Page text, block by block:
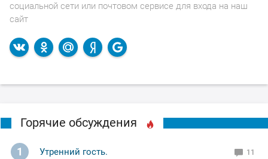
социальной сети или почтовом сервисе для входа на наш
сайт
Горячие обсуждения
1 Утренний гость. 11